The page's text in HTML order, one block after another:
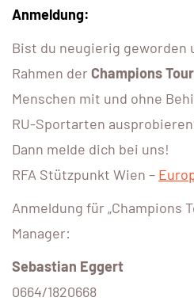
Anmeldung:
Bist du neugierig geworden
Rahmen der Champions Tour
Menschen mit und ohne
RU-Sportarten
Dann melde dich bei uns!
RFA Stützpunkt Wien –
Anmeldung für „Champions
Manager:
Sebastian Eggert
0664/1820668